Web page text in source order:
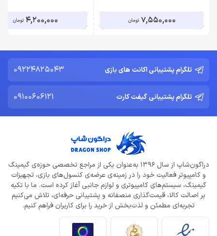
7,550,000 تومان 4,200,000 تومان
تلگرام پشتیبانی اکانت های بازی 09224825043
تلگرام پشتیبانی گیفت کارت 09100606121
دراگون‌شاپ از سال 1396 به‌عنوان یکی از مراجع تخصصی حوزه‌ی گیمینگ
و کامپیوتر فعالیت خود را در زمینه‌ی عرضه‌ی کنسول‌های بازی، تجهیزات
گیمینگ، سیستم‌های کامپیوتری و لوازم جانبی آغاز کرده است. ما با تکیه
بر اصالت کالا، قیمت‌گذاری منصفانه و پشتیبانی حرفه‌ای، تلاش می‌کنیم
تجربه‌ای مطمئن و لذت‌بخش از خرید را برای کاربران فراهم کنیم.